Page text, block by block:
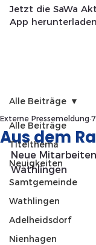
Jetzt die SaWa
App
Alle Beiträge
Titelthema
Neuigkeiten
Samtgemeinde
Wathlingen
Adelheidsdorf
Nienhagen
Alle Beiträge
Aus dem
Externe Pressemeldung
Neue
Wathlingen